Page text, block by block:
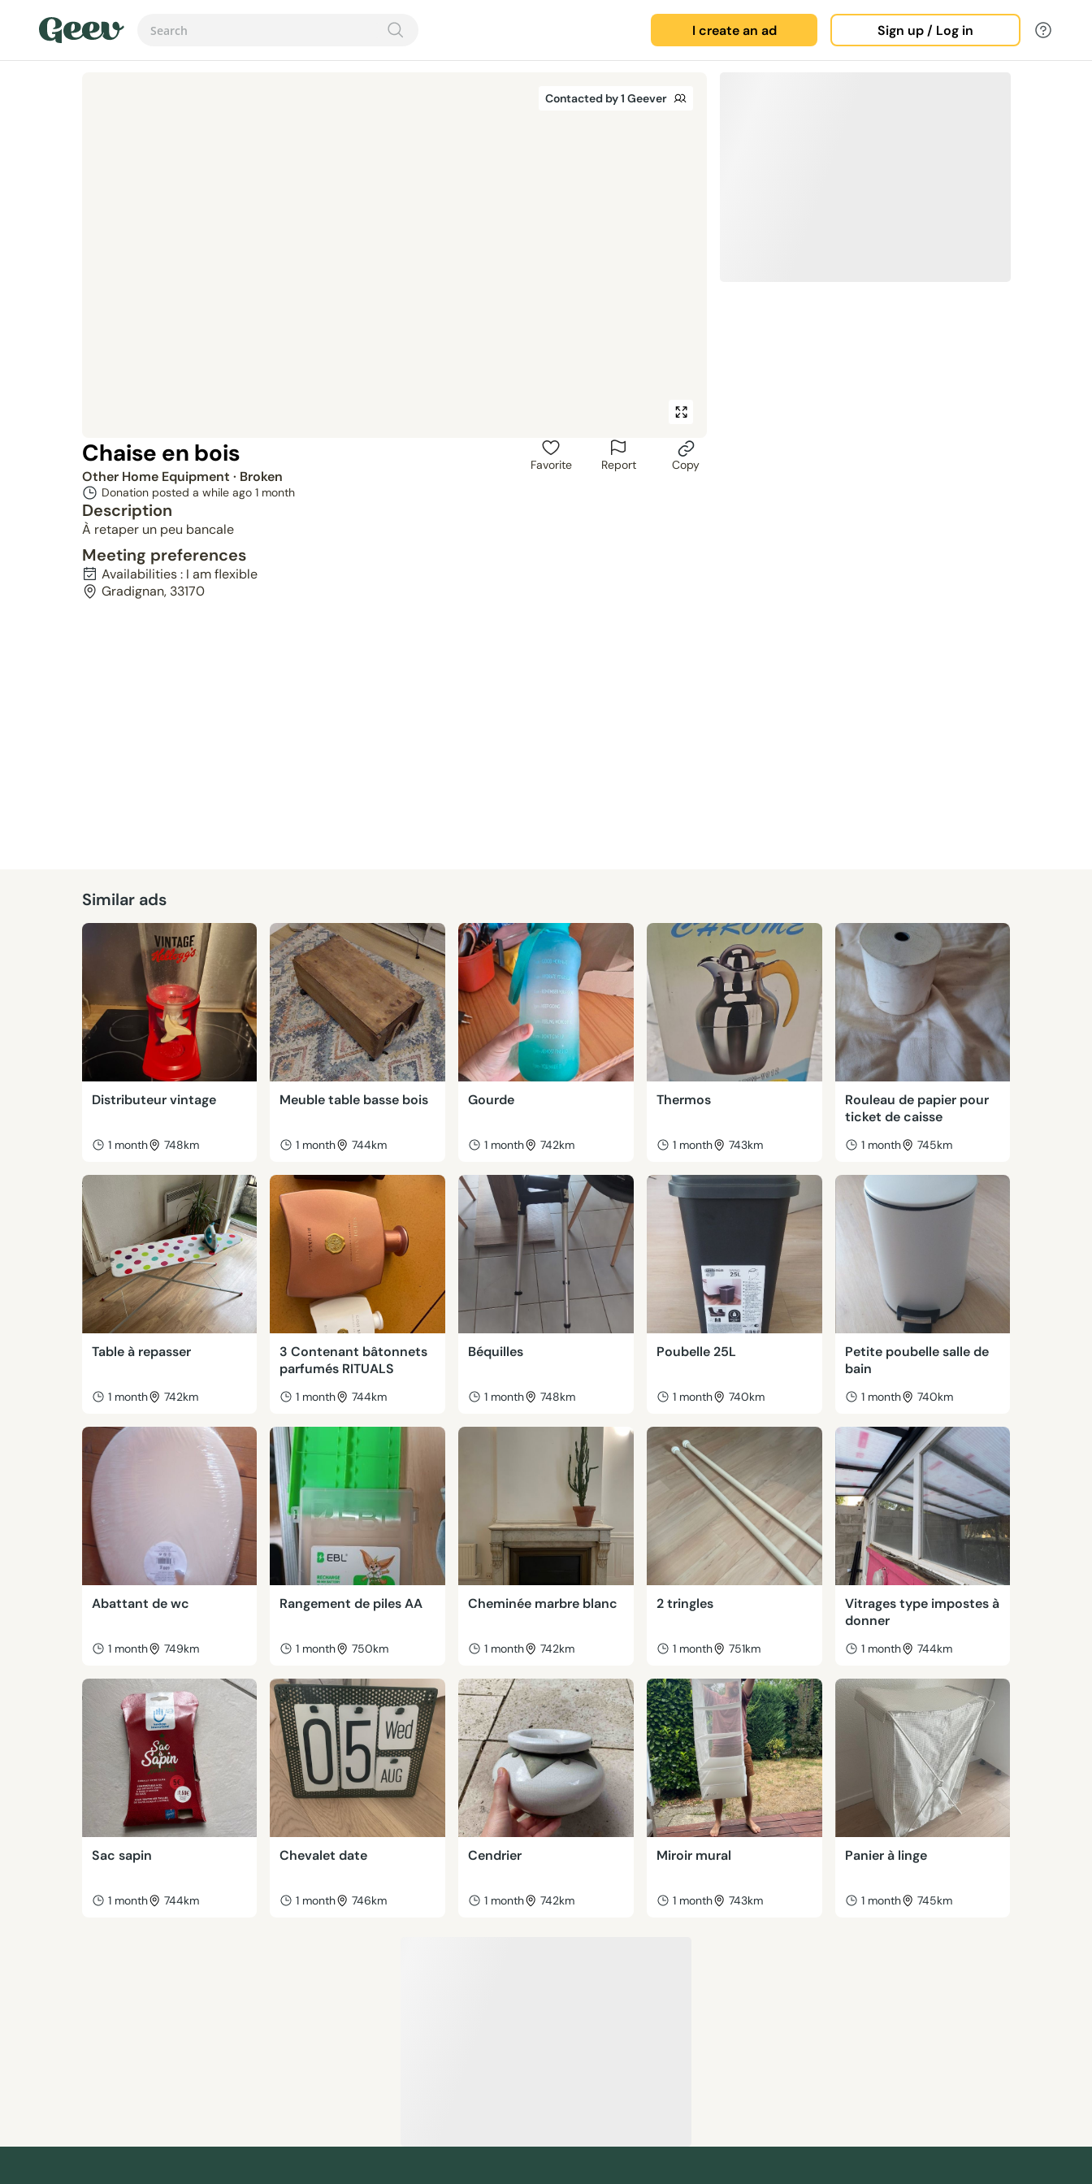
I create an ad Sign up / Log in
Contacted by 1 Geever
Chaise en bois
Other Home Equipment · Broken
Donation posted a while ago 1 month
Description
À retaper un peu bancale
Favorite Report Copy
Meeting preferences
Availabilities : I am flexible
Gradignan, 33170
Similar ads
Distributeur vintage
1 month 748km
Meuble table basse bois
1 month 744km
Gourde
1 month 742km
Thermos
1 month 743km
Rouleau de papier pour
ticket de caisse
1 month 745km
Table à repasser
1 month 742km
3 Contenant bâtonnets
parfumés RITUALS
1 month 744km
Béquilles
1 month 748km
Poubelle 25L
1 month 740km
Petite poubelle salle de
bain
1 month 740km
Abattant de wc
1 month 749km
Rangement de piles AA
1 month 750km
Cheminée marbre blanc
1 month 742km
2 tringles
1 month 751km
Vitrages type impostes à
donner
1 month 744km
Sac sapin
1 month 744km
Chevalet date
1 month 746km
Cendrier
1 month 742km
Miroir mural
1 month 743km
Panier à linge
1 month 745km